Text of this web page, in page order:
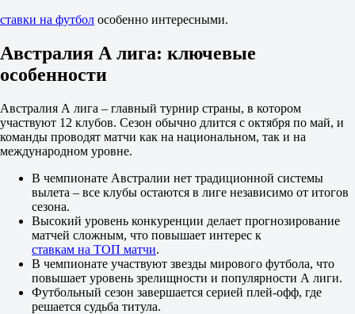
0.5
3.25
НВС Спирит
-
Сегодня в 10:30
2.35
3.45
2.55
1.22
ставки на футбол особенно интересными.
Австралия А лига: ключевые
особенности
Австралия А лига – главный турнир страны, в котором
участвуют 12 клубов. Сезон обычно длится с октября по май, и
команды проводят матчи как на национальном, так и на
международном уровне.
В чемпионате Австралии нет традиционной системы
вылета – все клубы остаются в лиге независимо от итогов
сезона.
Высокий уровень конкуренции делает прогнозирование
матчей сложным, что повышает интерес к
ставкам на ТОП матчи.
В чемпионате участвуют звезды мирового футбола, что
повышает уровень зрелищности и популярности А лиги.
Футбольный сезон завершается серией плей-офф, где
решается судьба титула.